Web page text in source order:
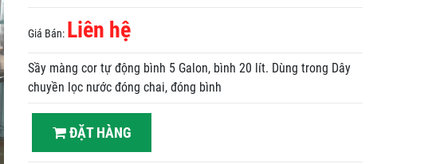
Giá Bán: Liên hệ
Sầy màng cor tự động bình 5 Galon, bình 20 lít. Dùng trong Dây
chuyền lọc nước đóng chai, đóng bình
ĐẶT HÀNG